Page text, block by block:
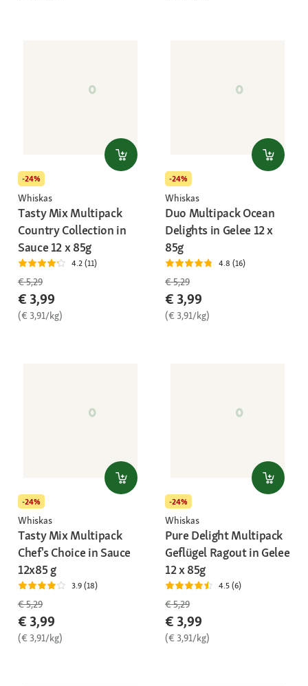
-24%
Whiskas
Tasty Mix Multipack
Country Collection in
Sauce 12 x 85g
4.2 (11)
€ 5,29
€ 3,99
(€ 3,91/kg)
-24%
Whiskas
Duo Multipack Ocean
Delights in Gelee 12 x
85g
4.8 (16)
€ 5,29
€ 3,99
(€ 3,91/kg)
-24%
Whiskas
Tasty Mix Multipack
Chef's Choice in Sauce
12x85 g
3.9 (18)
€ 5,29
€ 3,99
(€ 3,91/kg)
-24%
Whiskas
Pure Delight Multipack
Geflügel Ragout in Gelee
12 x 85g
4.5 (6)
€ 5,29
€ 3,99
(€ 3,91/kg)